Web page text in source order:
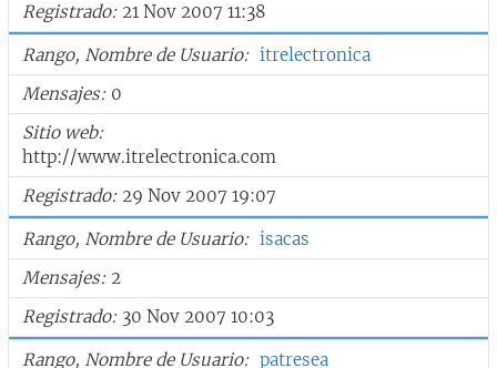
Registrado 21 Nov 2007 11:38
Rango, Nombre de Usuario
itrelectronica
Mensajes 0
Sitio web
http://www.itrelectronica.com
Registrado 29 Nov 2007 19:07
Rango, Nombre de Usuario
isacas
Mensajes 2
Registrado 30 Nov 2007 10:03
Rango, Nombre de Usuario
patresea